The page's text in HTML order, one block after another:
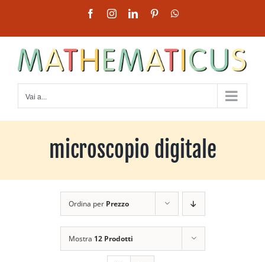
contenuto
FacebookInstagramLinkedInPinterest
Vai a...
microscopio digitale
Ordina per Prezzo
Mostra 12 Prodotti